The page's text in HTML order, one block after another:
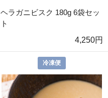
ヘラガニビスク 180g 6袋セッ
ト
4,250円
冷凍便